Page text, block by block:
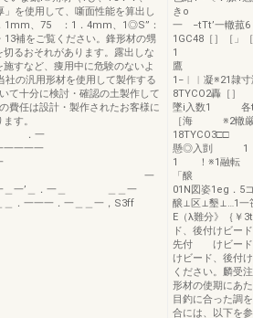
」を使用して、噺面性能を算出し
、75 ：1．4mm、1◎S”：
補をご覧ください。鋒形材の甥
るおそれがあります。露出しな
すなど、痩用中に危験のないよ
社の汎用形材を使用して製作する
て十分に検討・確認の土製作して
費任は設計・製作されたお客様に
す。
一
一
．一＿ ＿＿一
一一一．一＿＿一，S3ff
きo 入数
一 −tTt’一轍菰
1GC48［］
1
鷹 r−
1−︳︳凝※21
8TYCO2
墜i入数1
［海 ※2轍厳6
懸◎入剴
1 ！※1融転
「醸 弓酬
01N図姿1eg．5
醸⊥区⊥墾⊥…1
E（λ難分》｛
ド、後付けビ
先付 けビード
けビード、後付
ください。麟受
形材の使期にあ
目釣に合った調
合には、以下を